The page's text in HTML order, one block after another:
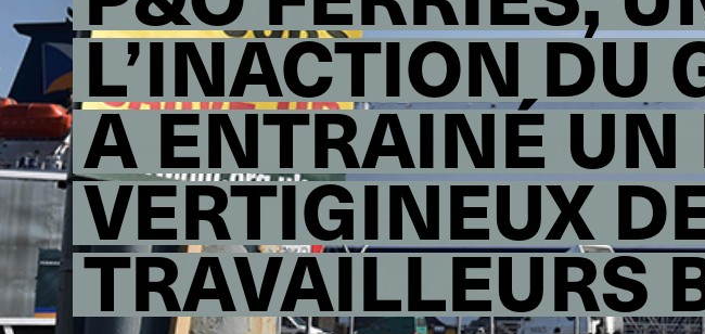
L’INACTION DU
A ENTRAINÉ
VERTIGINEUX
TRAVAILLEURS